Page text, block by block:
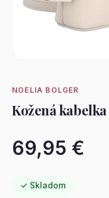
NOELIA BOLGER
Kožená kabelka
69,95 €
✓ Skladom